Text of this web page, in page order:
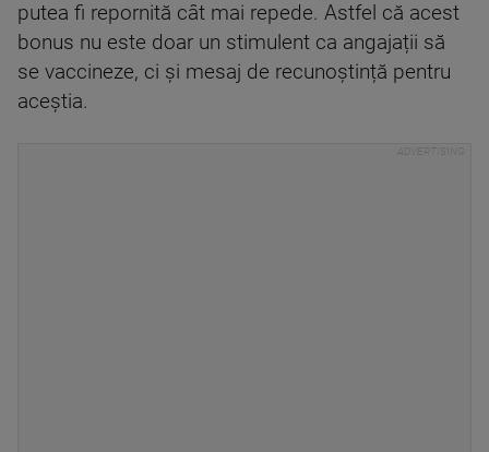
putea fi repornită cât mai repede. Astfel că acest
bonus nu este doar un stimulent ca angajații să
se vaccineze, ci și mesaj de recunoștință pentru
aceștia.